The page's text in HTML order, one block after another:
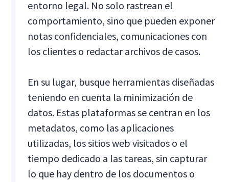
entorno legal. No solo rastrean el
comportamiento, sino que pueden exponer
notas confidenciales, comunicaciones con
los clientes o redactar archivos de casos.
En su lugar, busque herramientas diseñadas
teniendo en cuenta la minimización de
datos. Estas plataformas se centran en los
metadatos, como las aplicaciones
utilizadas, los sitios web visitados o el
tiempo dedicado a las tareas, sin capturar
lo que hay dentro de los documentos o